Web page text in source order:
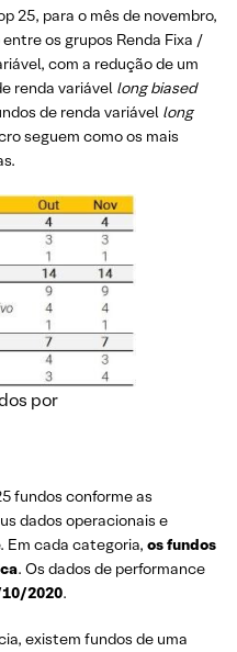
25, para o mês de novembro,
os grupos Renda Fixa /
com a redução de um
renda variável long biased
de renda variável long
seguem como os mais
por
fundos conforme as
dados operacionais e
Em cada categoria, os fundos
. Os dados de performance
2020.
existem fundos de uma